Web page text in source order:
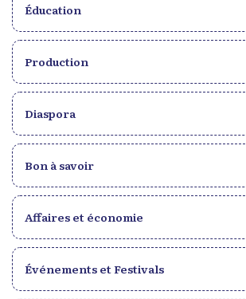
Éducation
Production
Diaspora
Bon à savoir
Affaires et économie
Événements et Festivals